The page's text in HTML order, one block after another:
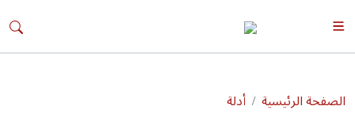
الصفحة الرئيسية أدلة